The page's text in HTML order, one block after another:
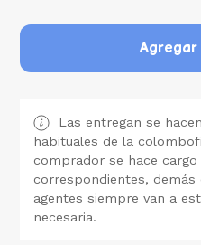
Las entregan se
habituales de la
comprador se hace
correspondientes,
agentes siempre van a
necesaria.